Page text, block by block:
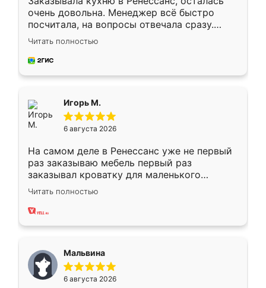
очень довольна. Менеджер всё быстро
посчитала, на вопросы отвечала сразу.
Замерщик приехал в субботу, подошёл к
делу со всей ответственностью. Собрали
за день, ребята работали аккуратно, даже
Читать полностью
Игорь М.
6 августа 2026
На самом деле в Ренессанс уже не первый
раз заказываю мебель первый раз
заказывал кроватку для маленького
ребёнка при его рождении ,во второй раз
заказал шкаф-купе. По качеству очень
хорошее сборка достаточно быстрая,
меньше, здесь же он более разнообразный.
Мне нравится ,если что-то потребуется из
мебели буду заказывать только здесь.
Читать полностью
Мальвина
6 августа 2026